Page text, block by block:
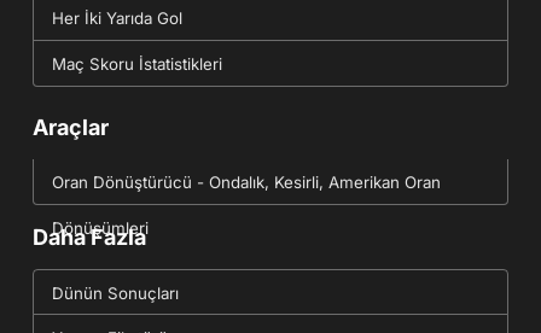
Her İki Yarıda Gol
Maç Skoru İstatistikleri
Araçlar
Oran Dönüştürücü - Ondalık, Kesirli, Amerikan Oran
Dönüşümleri
Daha Fazla
Dünün Sonuçları